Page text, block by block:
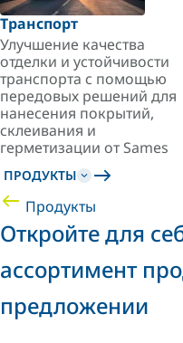
Транспорт
Улучшение качества
отделки и устойчивости
транспорта с помощью
передовых решений для
нанесения покрытий,
склеивания и
герметизации от Sames
ПРОДУКТЫ
Продукты
Откройте для
ассортимент
предложении